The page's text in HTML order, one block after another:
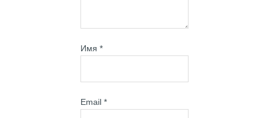
Имя*
Email*